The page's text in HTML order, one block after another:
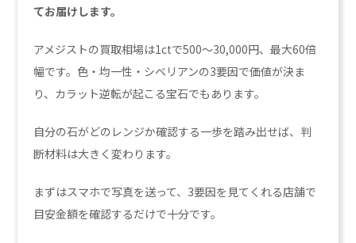
てお届けします。
アメジストの買取相場は1ctで500〜30,000円、最大60倍
幅です。色・均一性・シベリアンの3要因で価値が決ま
り、カラット逆転が起こる宝石でもあります。
自分の石がどのレンジか確認する一歩を踏み出せば、判
断材料は大きく変わります。
まずはスマホで写真を送って、3要因を見てくれる店舗で
目安金額を確認するだけで十分です。